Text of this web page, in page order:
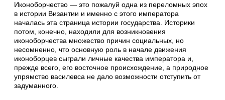
Иконоборчество — это пожалуй одна из переломных эпох
в истории Византии и именно с этого императора
началась эта страница истории государства. Историки
потом, конечно, находили для возникновения
иконоборчества множество причин социальных, но
несомненно, что основную роль в начале движения
иконоборцев сыграли личные качества императора и,
прежде всего, его восточное происхождение, а природное
упрямство василевса не дало возможности отступить от
задуманного.